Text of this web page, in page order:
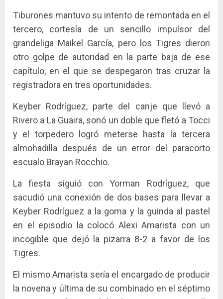
Tiburones mantuvo su intento de remontada en el
tercero, cortesía de un sencillo impulsor del
grandeliga Maikel García, pero los Tigres dieron
otro golpe de autoridad en la parte baja de ese
capítulo, en el que se despegaron tras cruzar la
registradora en tres oportunidades.
Keyber Rodríguez, parte del canje que llevó a
Rivero a La Guaira, sonó un doble que fletó a Tocci
y el torpedero logró meterse hasta la tercera
almohadilla después de un error del paracorto
escualo Brayan Rocchio.
La fiesta siguió con Yorman Rodríguez, que
sacudió una conexión de dos bases para llevar a
Keyber Rodríguez a la goma y la guinda al pastel
en el episodio la colocó Alexi Amarista con un
incogible que dejó la pizarra 8-2 a favor de los
Tigres.
El mismo Amarista sería el encargado de producir
la novena y última de su combinado en el séptimo